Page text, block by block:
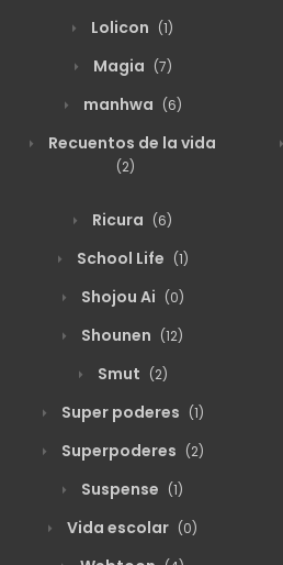
Lolicon (1)
Magia (7)
manhwa (6)
Recuentos de la vida
(2)
Ricura (6)
School Life (1)
Shojou Ai (0)
Shounen (12)
Smut (2)
Super poderes (1)
Superpoderes (2)
Suspense (1)
Vida escolar (0)